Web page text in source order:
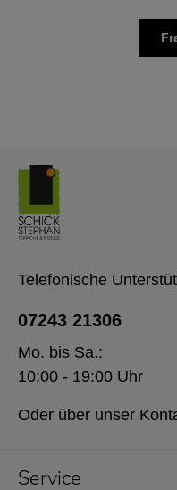
Service
Telefonische
07243 21306
Mo. bis Sa.:
10:00 - 19:00 Uhr
Oder über unser